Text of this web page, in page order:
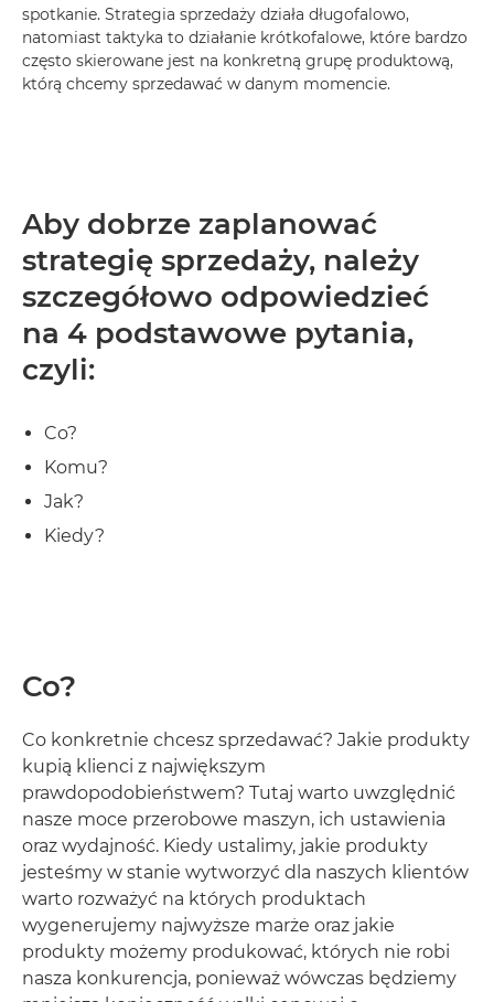
spotkanie. Strategia sprzedaży działa długofalowo,
natomiast taktyka to działanie krótkofalowe, które bardzo
często skierowane jest na konkretną grupę produktową,
którą chcemy sprzedawać w danym momencie.
Aby dobrze zaplanować
strategię sprzedaży, należy
szczegółowo odpowiedzieć
na 4 podstawowe pytania,
czyli:
Co?
Komu?
Jak?
Kiedy?
Co?
Co konkretnie chcesz sprzedawać? Jakie produkty
kupią klienci z największym
prawdopodobieństwem? Tutaj warto uwzględnić
nasze moce przerobowe maszyn, ich ustawienia
oraz wydajność. Kiedy ustalimy, jakie produkty
jesteśmy w stanie wytworzyć dla naszych klientów
warto rozważyć na których produktach
wygenerujemy najwyższe marże oraz jakie
produkty możemy produkować, których nie robi
nasza konkurencja, ponieważ wówczas będziemy